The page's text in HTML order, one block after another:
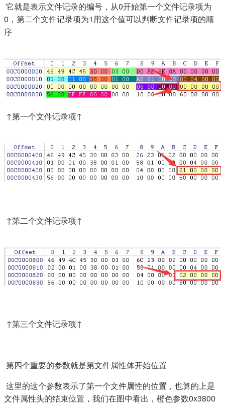
​ 它就是表示文件记录的编号，从0开始第一个文件记录项为
0，第二个文件记录项为1用这个值可以判断文件记录项的顺
序
​ ↑第一个文件记录项↑
​ ↑第二个文件记录项↑
​ ↑第三个文件记录项↑
​ 第四个重要的参数就是第文件属性体开始位置
​ 这里的这个参数表示了第一个文件属性的位置，也算的上是
文件属性头的结束位置，我们在图中看出，橙色参数0x3800